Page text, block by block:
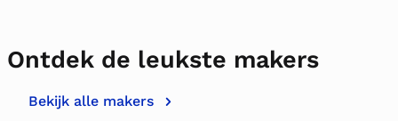
Ontdek de leukste makers
Bekijk alle makers